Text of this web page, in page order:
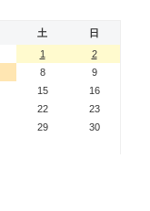
土
日
1
2
8
9
15
16
22
23
29
30